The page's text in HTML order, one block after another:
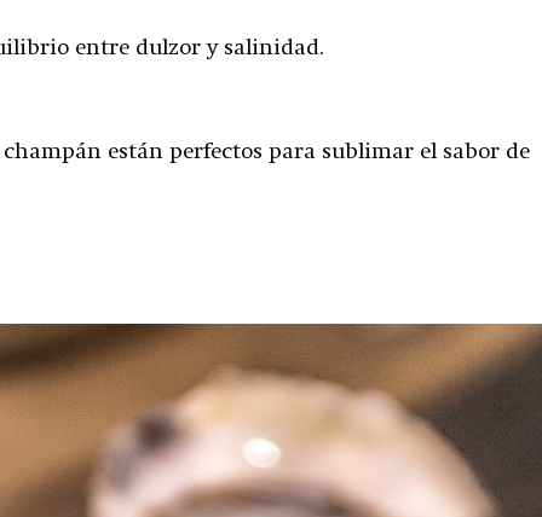
entre dulzor y salinidad.
están perfectos para sublimar el sabor de